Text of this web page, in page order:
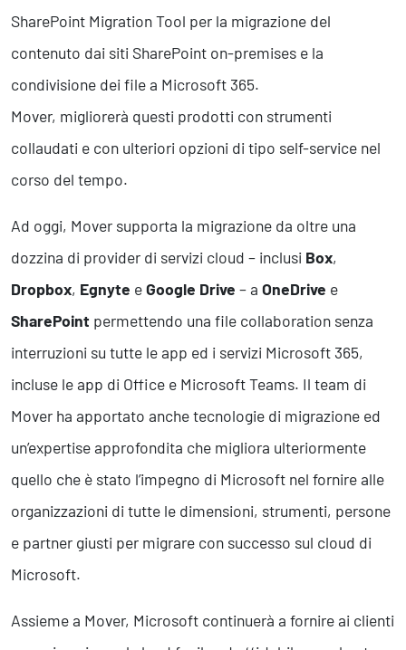
SharePoint Migration Tool per la migrazione del
contenuto dai siti SharePoint on-premises e la
condivisione dei file a Microsoft 365.
Mover, migliorerà questi prodotti con strumenti
collaudati e con ulteriori opzioni di tipo self-service nel
corso del tempo.
Ad oggi, Mover supporta la migrazione da oltre una
dozzina di provider di servizi cloud – inclusi Box,
Dropbox, Egnyte eGoogle Drive – a OneDrive e
SharePoint permettendo una file collaboration senza
interruzioni su tutte le app ed i servizi Microsoft 365,
incluse le app di Office e Microsoft Teams. Il team di
Mover ha apportato anche tecnologie di migrazione ed
un’expertise approfondita che migliora ulteriormente
quello che è stato l’impegno di Microsoft nel fornire alle
organizzazioni di tutte le dimensioni, strumenti, persone
e partner giusti per migrare con successo sul cloud di
Microsoft.
Assieme a Mover, Microsoft continuerà a fornire ai clienti